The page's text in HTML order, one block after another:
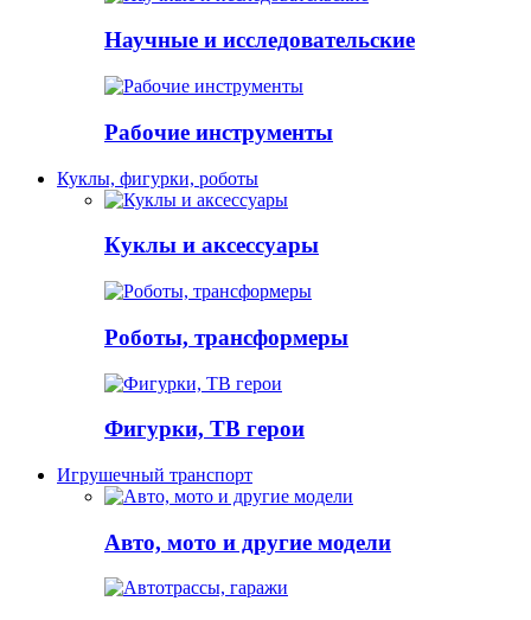
Научные и исследовательские
Рабочие инструменты
Куклы, фигурки, роботы
Куклы и аксессуары
Роботы, трансформеры
Фигурки, ТВ герои
Игрушечный транспорт
Авто, мото и другие модели